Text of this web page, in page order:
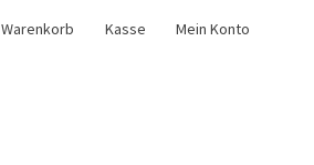
Warenkorb Kasse Mein Konto